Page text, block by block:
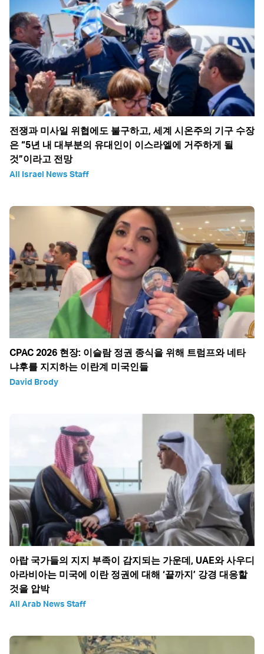
전쟁과 미사일 위협에도 불구하고, 세계 시온주의 기구 수장
은 “5년 내 대부분의 유대인이 이스라엘에 거주하게 될
것”이라고 전망
All Israel News Staff
CPAC 2026 현장: 이슬람 정권 종식을 위해 트럼프와 네타
냐후를 지지하는 이란계 미국인들
David Brody
아랍 국가들의 지지 부족이 감지되는 가운데, UAE와 사우디
아라비아는 미국에 이란 정권에 대해 ‘끝까지’ 강경 대응할
것을 압박
All Arab News Staff